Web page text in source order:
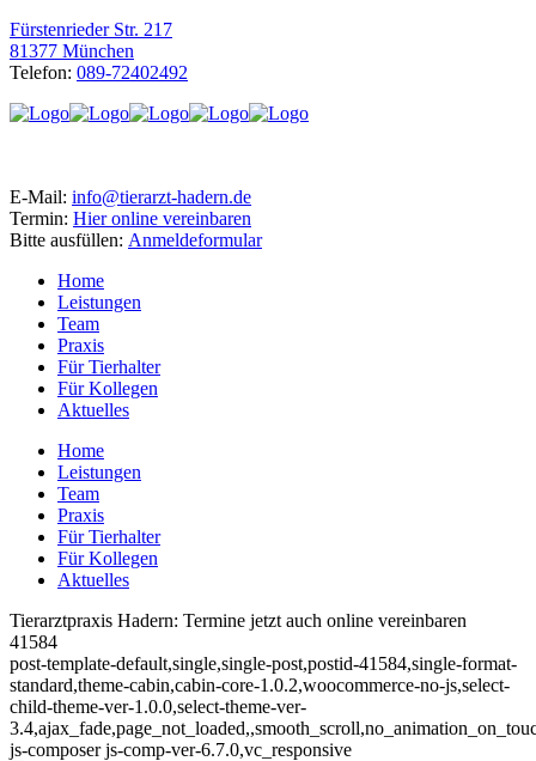
Fürstenrieder Str. 217
81377 München
Telefon: 089-72402492
E-Mail: info@tierarzt-hadern.de
Termin: Hier online vereinbaren
Bitte ausfüllen: Anmeldeformular
Home
Leistungen
Team
Praxis
Für Tierhalter
Für Kollegen
Aktuelles
Home
Leistungen
Team
Praxis
Für Tierhalter
Für Kollegen
Aktuelles
Tierarztpraxis Hadern: Termine jetzt auch online vereinbaren
41584
post-template-default,single,single-post,postid-41584,single-format-
standard,theme-cabin,cabin-core-1.0.2,woocommerce-no-js,select-
child-theme-ver-1.0.0,select-theme-ver-
js-composer js-comp-ver-6.7.0,vc_responsive